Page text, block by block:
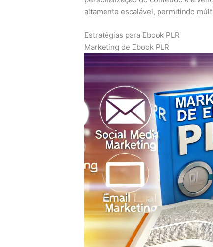
altamente escalável, permitindo
Estratégias para Ebook PLR
Marketing de Ebook PLR